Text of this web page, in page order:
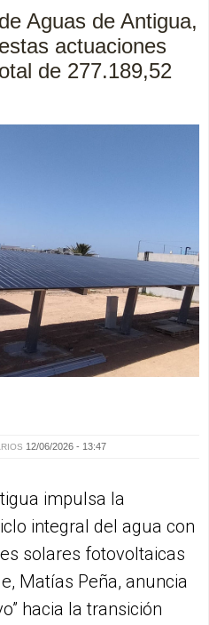
Aguas de Antigua,
actuaciones
de 277.189,52
12/06/2026 - 13:47
impulsa la
integral del agua con
solares fotovoltaicas
Matías Peña, anuncia
hacia la transición